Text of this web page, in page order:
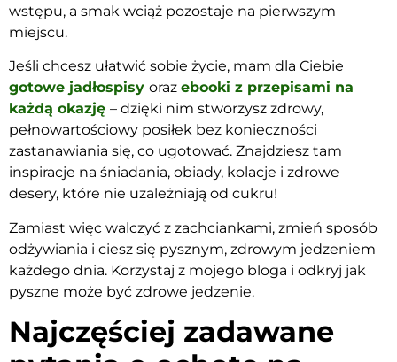
wstępu, a smak wciąż pozostaje na pierwszym
miejscu.
Jeśli chcesz ułatwić sobie życie, mam dla Ciebie
gotowe jadłospisy oraz ebooki z przepisami na
każdą okazję – dzięki nim stworzysz zdrowy,
pełnowartościowy posiłek bez konieczności
zastanawiania się, co ugotować. Znajdziesz tam
inspiracje na śniadania, obiady, kolacje i zdrowe
desery, które nie uzależniają od cukru!
Zamiast więc walczyć z zachciankami, zmień sposób
odżywiania i ciesz się pysznym, zdrowym jedzeniem
każdego dnia. Korzystaj z mojego bloga i odkryj jak
pyszne może być zdrowe jedzenie.
Najczęściej zadawane